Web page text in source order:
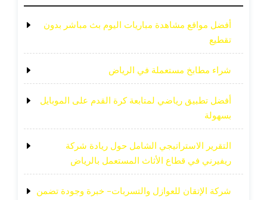
أفضل مواقع مشاهدة مباريات اليوم بث مباشر بدون
تقطيع
شراء مطابخ مستعملة في الرياض
أفضل تطبيق رياضي لمتابعة كرة القدم على الموبايل
بسهولة
التقرير الاستراتيجي الشامل حول ريادة شركة
ريفيرني في قطاع الأثاث المستعمل بالرياض
شركة الإتقان للعوازل والتسربات– خبرة وجودة تضمن